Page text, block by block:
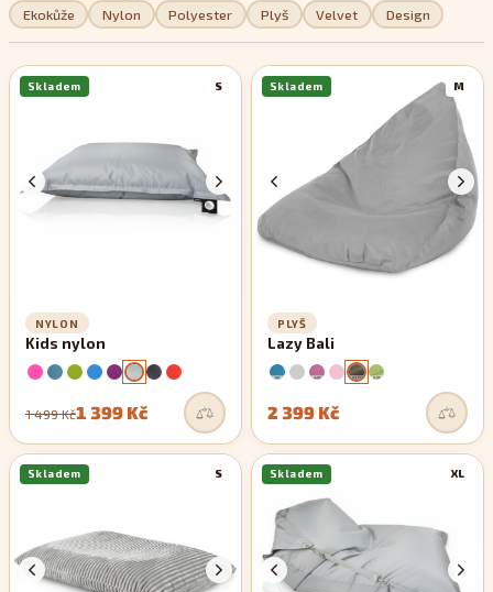
vybrat z jednobarevných, dvoubarevných nebo pestře
vzorovaných modelů, podle toho, které se stylově nejvíce hodí do
vašeho interiéru.
Ekokůže Nylon Polyester Plyš Velvet Design
S
Skladem
NYLON
Kids nylon
1 499 Kč1 399 Kč
M
Skladem
PLYŠ
Lazy Bali
2 399 Kč
S
Skladem XL
Skladem